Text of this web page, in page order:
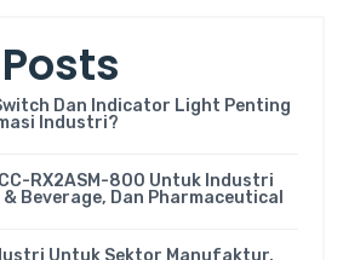
Dan Indicator Light Penting
Industri?
RX2ASM-800 Untuk Industri
Beverage, Dan Pharmaceutical